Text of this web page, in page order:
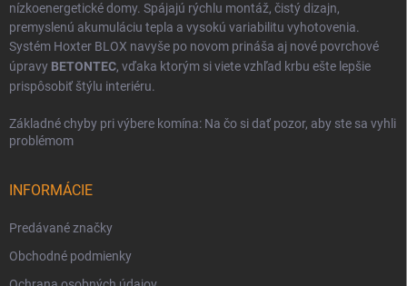
nízkoenergetické domy. Spájajú rýchlu montáž, čistý dizajn,
premyslenú akumuláciu tepla a vysokú variabilitu vyhotovenia.
Systém Hoxter BLOX navyše po novom prináša aj nové povrchové
úpravy BETONTEC, vďaka ktorým si viete vzhľad krbu ešte lepšie
prispôsobiť štýlu interiéru.
Základné chyby pri výbere komína: Na čo si dať pozor, aby ste sa vyhli
problémom
INFORMÁCIE
Predávané značky
Obchodné podmienky